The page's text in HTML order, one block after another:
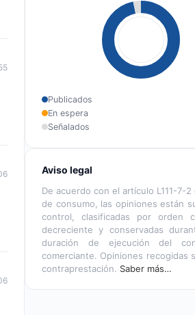
Publicados
En espera
Señalados
Aviso legal
De acuerdo con el artículo L111-7-2
de consumo, las opiniones están
control, clasificadas por orden
decreciente y conservadas
duración de ejecución del
comerciante. Opiniones recogidas
contraprestación. Saber más…